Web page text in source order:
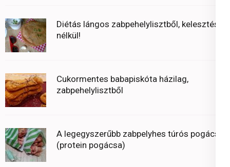
Diétás lángos zabpehelylisztből, kelesztés
nélkül!
Cukormentes babapiskóta házilag,
zabpehelylisztből
A legegyszerűbb zabpelyhes túrós pogácsa
(protein pogácsa)